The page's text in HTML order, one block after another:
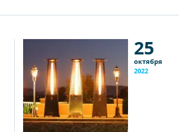
25
октября
2022